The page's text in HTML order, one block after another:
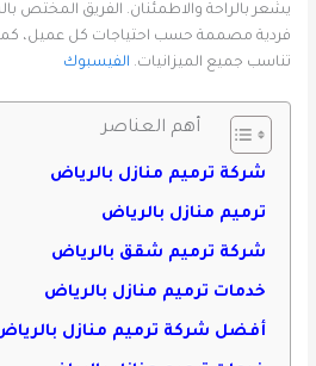
يشعر بالراحة والاطمئنان. الفريق المختص
فردية مصممة حسب احتياجات كل عميل،
تناسب جميع الميزانيات. الفيسبوك
أهم العناصر
شركة ترميم منازل بالرياض
ترميم منازل بالرياض
شركة ترميم شقق بالرياض
خدمات ترميم منازل بالرياض
أفضل شركة ترميم منازل